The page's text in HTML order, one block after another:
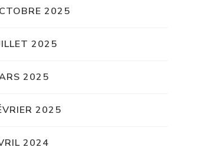
2025
2025
2025
2025
2024